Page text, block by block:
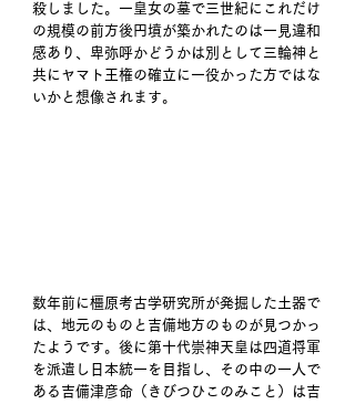
殺しました。一皇女の墓で三世紀にこれだけ
の規模の前方後円墳が築かれたのは一見違和
感あり、卑弥呼かどうかは別として三輪神と
共にヤマト王権の確立に一役かった方ではな
いかと想像されます。
数年前に橿原考古学研究所が発掘した土器で
は、地元のものと吉備地方のものが見つかっ
たようです。後に第十代崇神天皇は四道将軍
を派遣し日本統一を目指し、その中の一人で
ある吉備津彦命（きびつひこのみこと）は吉